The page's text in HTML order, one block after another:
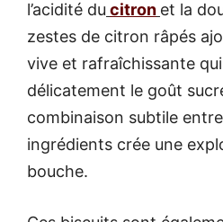
l’acidité du citron et la
zestes de citron râpés
vive et rafraîchissante
délicatement le goût
combinaison subtile
ingrédients crée une
bouche.